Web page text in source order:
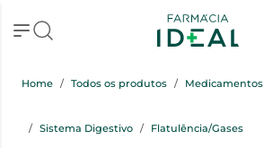
Home Todos os produtos Medicamentos
Sistema Digestivo Flatulência/Gases